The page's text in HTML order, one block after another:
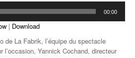
00:00
| Download
de La Fabrik, l’équipe du spectacle
l’occasion, Yannick Cochand, directeur